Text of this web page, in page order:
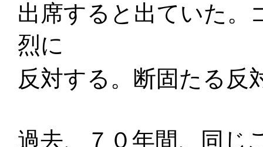
出席すると出ていた。
烈に
反対する。断固たる反
過去、７０年間、同じ